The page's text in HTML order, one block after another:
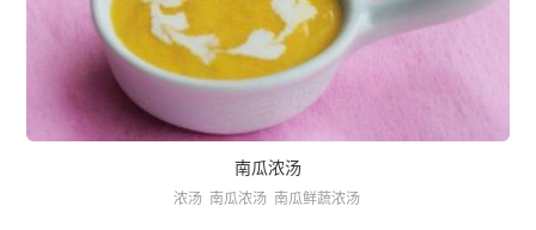
南瓜浓汤
浓汤 南瓜浓汤 南瓜鲜蔬浓汤